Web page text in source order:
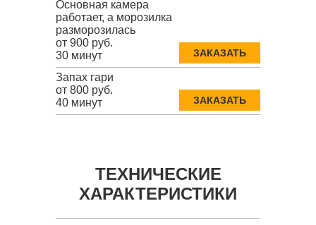
Основная камера
работает, а морозилка
разморозилась
от 900 руб.
30 минут
ЗАКАЗАТЬ
Запах гари
от 800 руб.
40 минут
ЗАКАЗАТЬ
ТЕХНИЧЕСКИЕ
ХАРАКТЕРИСТИКИ